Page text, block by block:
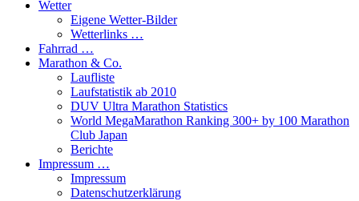
Wetter
Eigene Wetter-Bilder
Wetterlinks …
Fahrrad …
Marathon & Co.
Laufliste
Laufstatistik ab 2010
DUV Ultra Marathon Statistics
World MegaMarathon Ranking 300+ by 100 Marathon
Club Japan
Berichte
Impressum …
Impressum
Datenschutzerklärung